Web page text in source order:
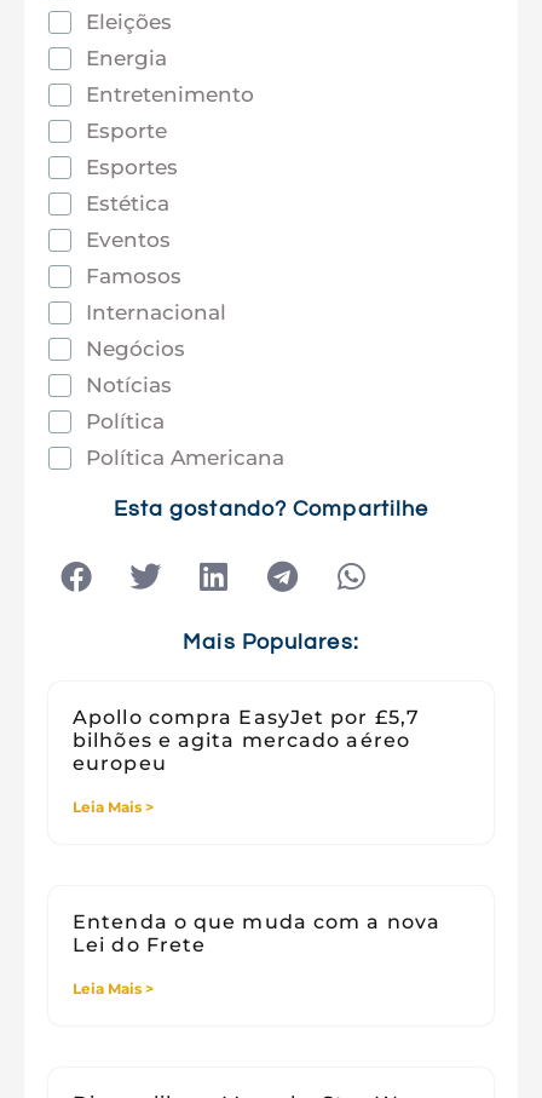
Eleições
Energia
Entretenimento
Esporte
Esportes
Estética
Eventos
Famosos
Internacional
Negócios
Notícias
Política
Política Americana
Tecnologia
Esta gostando? Compartilhe
Mais Populares:
Apollo compra EasyJet por £5,7
bilhões e agita mercado aéreo
europeu
Leia Mais >
Entenda o que muda com a nova
Lei do Frete
Leia Mais >